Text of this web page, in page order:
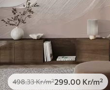
498.33Kr/m²299.00 Kr/m²